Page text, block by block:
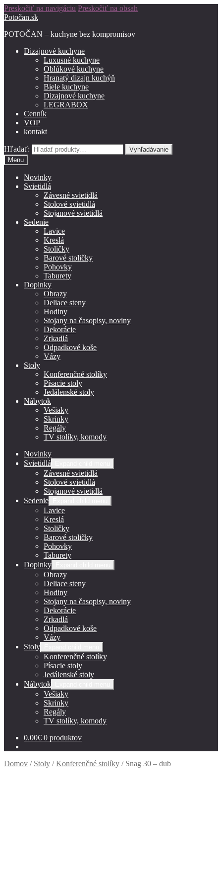
Preskočiť na navigáciu Preskočiť na obsah
Potočan.sk
POTOČAN – kuchyne bez kompromisov
Dizajnové kuchyne
Luxusné kuchyne
Oblúkové kuchyne
Hranatý dizajn kuchýň
Biele kuchyne
Dizajnové kuchyne
LEGRABOX
Cenník
VOP
kontakt
Hľadať:
Vyhľadávanie
Menu
Novinky
Svietidlá
Závesné svietidlá
Stolové svietidlá
Stojanové svietidlá
Sedenie
Lavice
Kreslá
Stoličky
Barové stoličky
Pohovky
Taburety
Doplnky
Obrazy
Deliace steny
Hodiny
Stojany na časopisy, noviny
Dekorácie
Zrkadlá
Odpadkové koše
Vázy
Stoly
Konferenčné stolíky
Písacie stoly
Jedálenské stoly
Nábytok
Vešiaky
Skrinky
Regály
TV stolíky, komody
Novinky
Svietidlá
Závesné svietidlá
Stolové svietidlá
Stojanové svietidlá
Sedenie
Lavice
Kreslá
Stoličky
Barové stoličky
Pohovky
Taburety
Doplnky
Obrazy
Deliace steny
Hodiny
Stojany na časopisy, noviny
Dekorácie
Zrkadlá
Odpadkové koše
Vázy
Stoly
Konferenčné stolíky
Písacie stoly
Jedálenské stoly
Nábytok
Vešiaky
Skrinky
Regály
TV stolíky, komody
0.00€ 0 produktov
Domov / Stoly /Konferenčné stolíky / Snag 30 – dub